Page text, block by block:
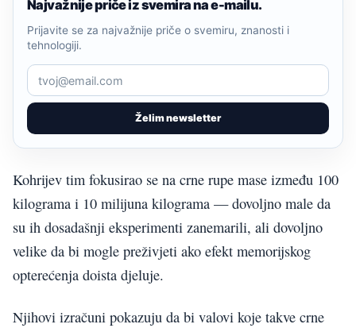
Najvažnije priče iz svemira na e-mailu.
Želim newsletter
Prijavite se za najvažnije priče o svemiru, znanosti i
tehnologiji.
Kohrijev tim fokusirao se na crne rupe mase između 100
kilograma i 10 milijuna kilograma — dovoljno male da
su ih dosadašnji eksperimenti zanemarili, ali dovoljno
velike da bi mogle preživjeti ako efekt memorijskog
opterećenja doista djeluje.
Njihovi izračuni pokazuju da bi valovi koje takve crne